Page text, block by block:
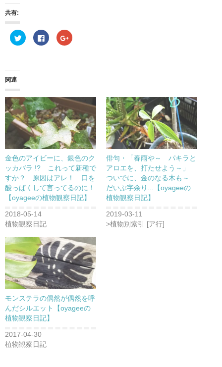
共有:
ク
リ
t
e
r
で
共
有
(
し
い
ウ
ィ
ン
ド
ウ
で
開
き
ま
)
F
a
有
す
る
に
は
ク
リ
ッ
ク
し
て
く
だ
さ
い
(
新
し
い
ン
ド
で
開
き
ま
す
)
ク
リ
l
e
+
で
共
有
(
新
し
い
ウ
ィ
ン
ド
ウ
で
開
き
ま
関連
金色のアイビーに、銀色のク
ッカバラ !? これって新種で
すか？ 原因はアレ！ 口を
酸っぱくして言ってるのに！
【oyageeの植物観察日記】
2018-05-14
植物観察日記
俳句・「春雨や～ パキラと
アロエを、打たせよう～」
ついでに、金のなる木も～
だいぶ字余り...【oyageeの
植物観察日記】
2019-03-11
>植物別索引 [ア行]
モンステラの偶然が偶然を呼
んだシルエット【oyageeの
植物観察日記】
2017-04-30
植物観察日記